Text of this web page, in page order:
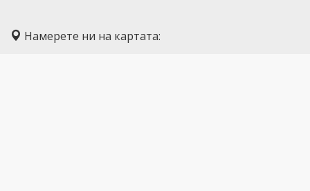
Намерете ни на картата: